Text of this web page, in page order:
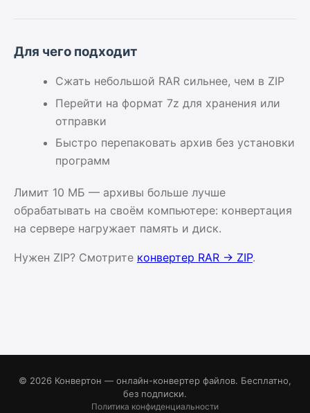
Для чего подходит
Сжать небольшой RAR сильнее, чем в ZIP
Перейти на формат 7z для хранения или
отправки
Быстро перепаковать архив без установки
программ
Лимит 10 МБ — архивы больше лучше
обрабатывать на своём компьютере: конвертация
на сервере нагружает память и диск.
Нужен ZIP? Смотрите конвертер RAR → ZIP.
© 2026 Конвертон — онлайн-конвертер файлов. Бесплатно,
без подписки.
Политика конфиденциальности